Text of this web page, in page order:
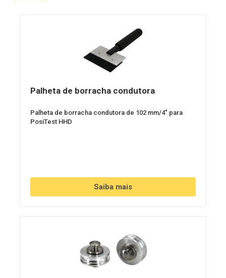
Palheta de borracha condutora
Palheta de borracha condutora de 102 mm/4" para
PosiTest HHD
Saiba mais